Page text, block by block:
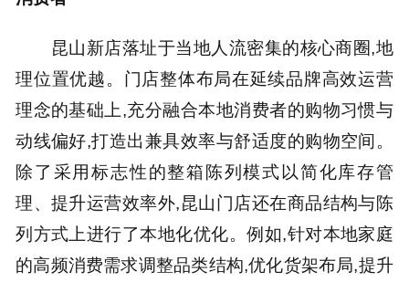
昆山新店落址于当地人流密集的核心商圈,地
理位置优越。门店整体布局在延续品牌高效运营
理念的基础上,充分融合本地消费者的购物习惯与
动线偏好,打造出兼具效率与舒适度的购物空间。
除了采用标志性的整箱陈列模式以简化库存管
理、提升运营效率外,昆山门店还在商品结构与陈
列方式上进行了本地化优化。例如,针对本地家庭
的高频消费需求调整品类结构,优化货架布局,提升